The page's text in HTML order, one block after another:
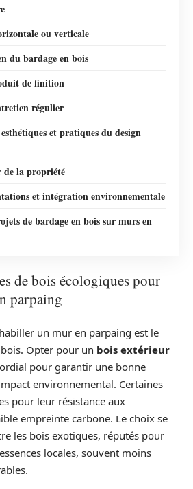
ou verticale
du bardage en bois
de finition
régulier
et pratiques du design
de la propriété
et intégration environnementale
de bardage en bois sur murs en
de bois écologiques pour
parpaing
un mur en parpaing est le
bois. Opter pour un bois extérieur
pour garantir une bonne
environnemental. Certaines
pour leur résistance aux
empreinte carbone. Le choix se
les bois exotiques, réputés pour
locales, souvent moins